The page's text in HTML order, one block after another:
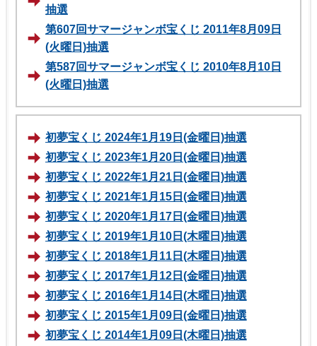
抽選
第607回サマージャンボ宝くじ 2011年8月09日
(火曜日)抽選
第587回サマージャンボ宝くじ 2010年8月10日
(火曜日)抽選
初夢宝くじ 2024年1月19日(金曜日)抽選
初夢宝くじ 2023年1月20日(金曜日)抽選
初夢宝くじ 2022年1月21日(金曜日)抽選
初夢宝くじ 2021年1月15日(金曜日)抽選
初夢宝くじ 2020年1月17日(金曜日)抽選
初夢宝くじ 2019年1月10日(木曜日)抽選
初夢宝くじ 2018年1月11日(木曜日)抽選
初夢宝くじ 2017年1月12日(金曜日)抽選
初夢宝くじ 2016年1月14日(木曜日)抽選
初夢宝くじ 2015年1月09日(金曜日)抽選
初夢宝くじ 2014年1月09日(木曜日)抽選